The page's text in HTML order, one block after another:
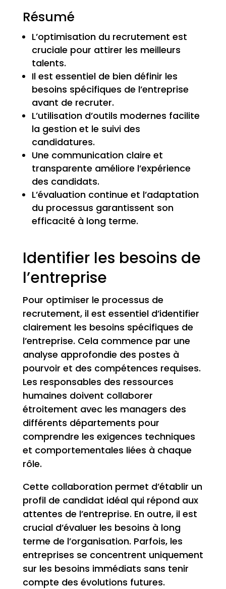
Résumé
L’optimisation du recrutement est
cruciale pour attirer les meilleurs
talents.
Il est essentiel de bien définir les
besoins spécifiques de l’entreprise
avant de recruter.
L’utilisation d’outils modernes facilite
la gestion et le suivi des
candidatures.
Une communication claire et
transparente améliore l’expérience
des candidats.
L’évaluation continue et l’adaptation
du processus garantissent son
efficacité à long terme.
Identifier les besoins de
l’entreprise
Pour optimiser le processus de
recrutement, il est essentiel d’identifier
clairement les besoins spécifiques de
l’entreprise. Cela commence par une
analyse approfondie des postes à
pourvoir et des compétences requises.
Les responsables des ressources
humaines doivent collaborer
étroitement avec les managers des
différents départements pour
comprendre les exigences techniques
et comportementales liées à chaque
rôle.
Cette collaboration permet d’établir un
profil de candidat idéal qui répond aux
attentes de l’entreprise. En outre, il est
crucial d’évaluer les besoins à long
terme de l’organisation. Parfois, les
entreprises se concentrent uniquement
sur les besoins immédiats sans tenir
compte des évolutions futures.